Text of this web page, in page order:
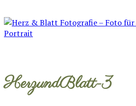
HerzundBlatt-3